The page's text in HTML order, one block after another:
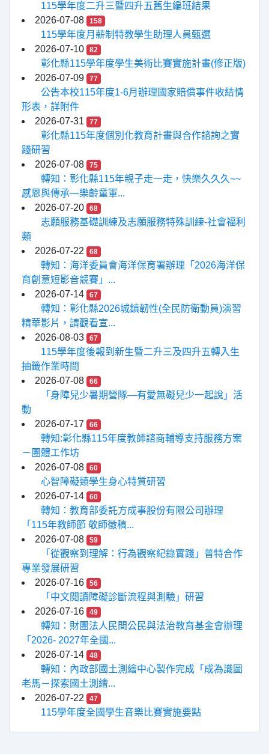
115學年度二升三暨四升五舊生編班結果
2026-07-08
158
115學年度月薪制特教學生助理人員甄選
2026-07-10
82
彰化縣115學年度學生美術比賽實施計畫(修正版)
2026-07-09
77
公告本校115年度1-6月辦理國家賠償事件收結情
形表，詳附件
2026-07-31
77
彰化縣115年度個別化教育計畫與合作諮詢之實
踐研習
2026-07-08
75
轉知：彰化縣115年親子走一走，快樂久久久~~
感恩與傳承—樂齡童軍...
2026-07-20
68
志願服務基礎訓練及志願服務特殊訓練-社會福利
類
2026-07-22
68
轉知：海洋委員會海洋保育署辦理「2026海洋保
育創意短影音競賽」...
2026-07-14
67
轉知：彰化縣2026城鎮韌性(全民防衛動員)演習
精華影片，請觀看宣...
2026-08-03
67
115學年度後報到新生暨二升三及四升五轉入生
抽籤作業時間
2026-07-08
66
「身障兒少暑期營隊—有愛無礙兒少一起說」活
動
2026-07-17
66
轉知:彰化縣115年度教師諮商輔導支持服務方案
－團體工作坊
2026-07-08
60
心智障礙類學生身心特質研習
2026-07-14
60
轉知：教育部委託方成事股份有限公司辦理
「115年教師節 敬師徵稿...
2026-07-08
59
「從觀察到理解：行為觀察紀錄實踐」普特合作
專業發展研習
2026-07-16
56
「中文閱讀障礙診斷流程與測驗」研習
2026-07-16
49
轉知：財團法人民間公民與法治教育基金會辦理
「2026- 2027年全國...
2026-07-14
48
轉知：內政部國土測繪中心製作完成「成為識圖
老馬－探索國土測繪...
2026-07-22
47
115學年度全國學生音樂比賽實施要點